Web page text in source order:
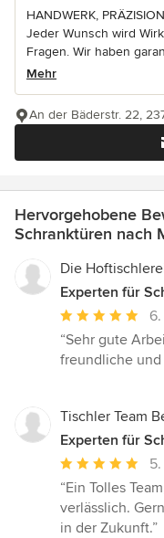
HANDWERK,
Jeder Wunsch wird
Fragen. Wir haben
Mehr
An der Bäderstr. 22,
Hervorgehobene
Schranktüren nach
Die
Experten für
Bewertung:
5
Sternen
“Sehr gute
freundliche
Tischler Team
Experten für
Bewertung:
5
von
“Ein Tolles
verlässlich.
in der Zukunft.”